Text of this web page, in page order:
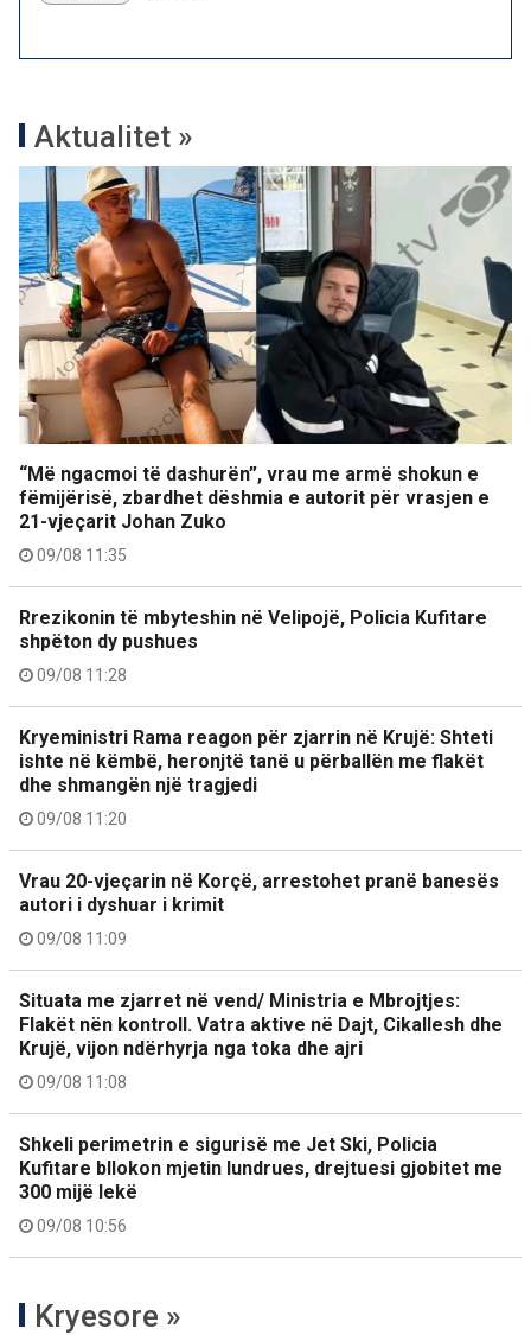
Aktualitet »
“Më ngacmoi të dashurën”, vrau me armë shokun e
fëmijërisë, zbardhet dëshmia e autorit për vrasjen e
21-vjeçarit Johan Zuko
09/08 11:35
Rrezikonin të mbyteshin në Velipojë, Policia Kufitare
shpëton dy pushues
09/08 11:28
Kryeministri Rama reagon për zjarrin në Krujë: Shteti
ishte në këmbë, heronjtë tanë u përballën me flakët
dhe shmangën një tragjedi
09/08 11:20
Vrau 20-vjeçarin në Korçë, arrestohet pranë banesës
autori i dyshuar i krimit
09/08 11:09
Situata me zjarret në vend/ Ministria e Mbrojtjes:
Flakët nën kontroll. Vatra aktive në Dajt, Cikallesh dhe
Krujë, vijon ndërhyrja nga toka dhe ajri
09/08 11:08
Shkeli perimetrin e sigurisë me Jet Ski, Policia
Kufitare bllokon mjetin lundrues, drejtuesi gjobitet me
300 mijë lekë
09/08 10:56
Kryesore »